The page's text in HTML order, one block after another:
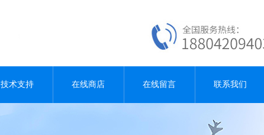
技术支持 在线商店 在线留言 联系我们